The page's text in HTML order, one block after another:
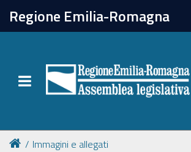
Regione Emilia-Romagna
Toggle navigation
chiudi
Attività
Formazione
Immagini e allegati